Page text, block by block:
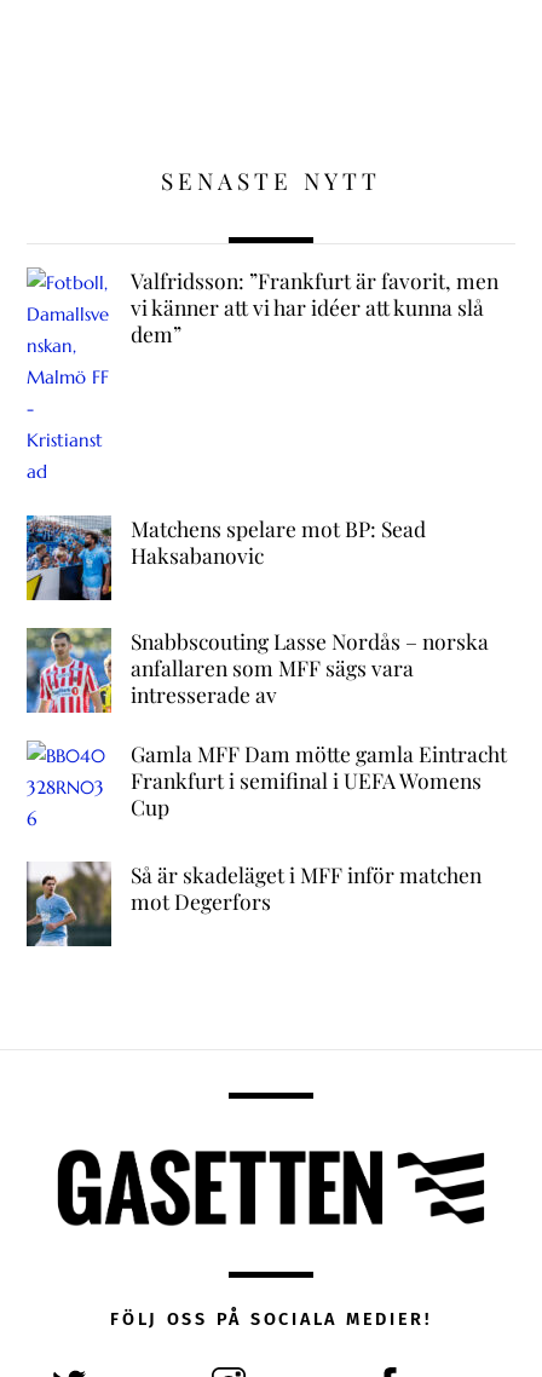
SENASTE NYTT
Valfridsson: ”Frankfurt är favorit, men
vi känner att vi har idéer att kunna slå
dem”
Matchens spelare mot BP: Sead
Haksabanovic
Snabbscouting Lasse Nordås – norska
anfallaren som MFF sägs vara
intresserade av
Gamla MFF Dam mötte gamla Eintracht
Frankfurt i semifinal i UEFA Womens
Cup
Så är skadeläget i MFF inför matchen
mot Degerfors
FÖLJ OSS PÅ SOCIALA MEDIER!